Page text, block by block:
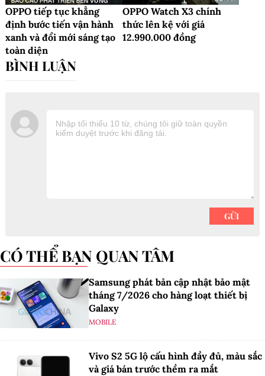
OPPO tiếp tục khẳng
định bước tiến vận hành
xanh và đổi mới sáng tạo
toàn diện
OPPO Watch X3 chính
thức lên kệ với giá
12.990.000 đồng
CÓ THỂ BẠN QUAN TÂM
Samsung phát bản cập nhật bảo mật
tháng 7/2026 cho hàng loạt thiết bị
Galaxy
MOBILE
Vivo S2 5G lộ cấu hình đầy đủ, màu sắc
và giá bán trước thềm ra mắt